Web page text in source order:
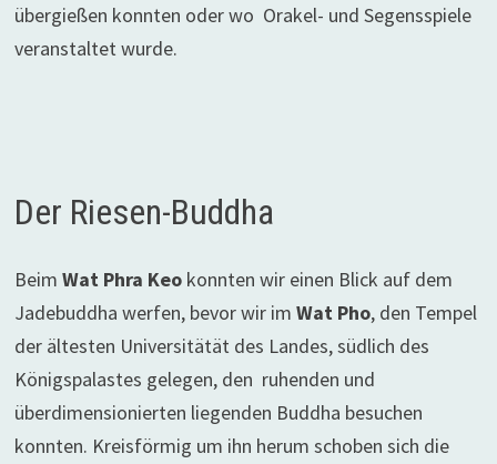
übergießen konnten oder wo Orakel- und Segensspiele
veranstaltet wurde.
Der Riesen-Buddha
Beim Wat Phra Keokonnten wir einen Blick auf dem
Jadebuddha werfen, bevor wir im Wat Pho, den Tempel
der ältesten Universitätät des Landes, südlich des
Königspalastes gelegen, den ruhenden und
überdimensionierten liegenden Buddha besuchen
konnten. Kreisförmig um ihn herum schoben sich die